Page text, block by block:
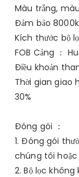
Màu trắng,
Đảm bảo
Kích thước bộ
FOB Cảng ：
Điều khoản
Thời gian giao
30%
Đóng gói ：
1. Đóng gói
chúng tôi
2. Bộ lọc